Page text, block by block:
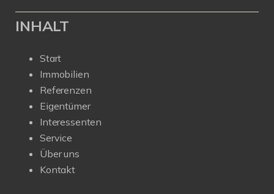
INHALT
Start
Immobilien
Referenzen
Eigentümer
Interessenten
Service
Über uns
Kontakt